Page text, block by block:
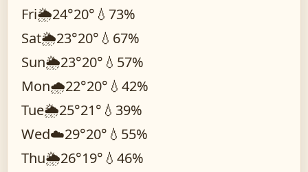
Fri🌦️24°20° 💧73%
Sat🌦️23°20° 💧67%
Sun🌦️23°20° 💧57%
Mon🌧️22°20° 💧42%
Tue🌦️25°21° 💧39%
Wed☁️29°20° 💧55%
Thu🌦️26°19° 💧46%